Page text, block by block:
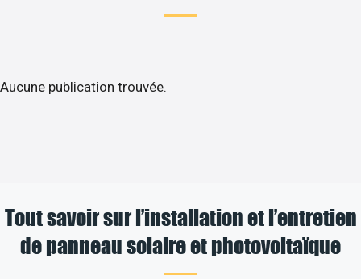
Aucune publication trouvée.
Tout savoir sur l’installation et l’entretien
de panneau solaire et photovoltaïque